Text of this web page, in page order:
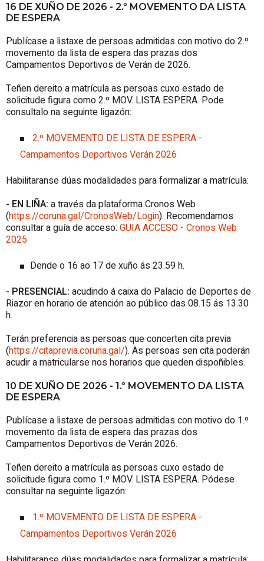
16 DE XUÑO DE 2026 - 2.º MOVEMENTO DA LISTA
DE ESPERA
Publícase a listaxe de persoas admitidas con motivo do 2.º
movemento da lista de espera das prazas dos
Campamentos Deportivos de Verán de 2026.
Teñen dereito a matrícula as persoas cuxo estado de
solicitude figura como 2.º MOV. LISTA ESPERA. Pode
consultalo na seguinte ligazón:
2.º MOVEMENTO DE LISTA DE ESPERA -
Campamentos Deportivos Verán 2026
Habilitaranse dúas modalidades para formalizar a matrícula:
- EN LIÑA: a través da plataforma Cronos Web
(https://coruna.gal/CronosWeb/Login). Recomendamos
consultar a guía de acceso: GUIA ACCESO - Cronos Web
2025
Dende o 16 ao 17 de xuño ás 23.59 h.
- PRESENCIAL: acudindo á caixa do Palacio de Deportes de
Riazor en horario de atención ao público das 08.15 ás 13.30
h.
Terán preferencia as persoas que concerten cita previa
(https://citaprevia.coruna.gal/). As persoas sen cita poderán
acudir a matricularse nos horarios que queden dispoñibles.
10 DE XUÑO DE 2026 - 1.º MOVEMENTO DA LISTA
DE ESPERA
Publícase a listaxe de persoas admitidas con motivo do 1.º
movemento da lista de espera das prazas dos
Campamentos Deportivos de Verán 2026.
Teñen dereito a matrícula as persoas cuxo estado de
solicitude figura como 1.º MOV. LISTA ESPERA. Pódese
consultar na seguinte ligazón:
1.º MOVEMENTO DE LISTA DE ESPERA -
Campamentos Deportivos Verán 2026